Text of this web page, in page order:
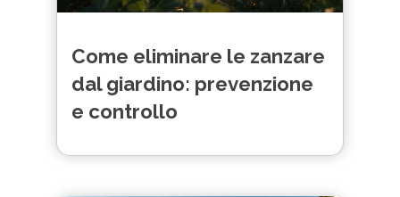
Come eliminare le zanzare
dal giardino: prevenzione
e controllo